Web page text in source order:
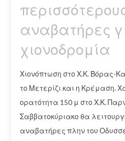
αναβατήρες
χιονοδρομία
Χιονόπτωση στο Χ.Κ. Βόρας-
το Μετερίζι και η Κρέμαση.
ορατότητα 150 μ στο Χ.Κ.
Σαββατοκύριακο θα
αναβατήρες πλην του